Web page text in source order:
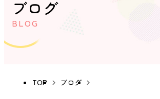
ブログ
BLOG
TOP ブログ